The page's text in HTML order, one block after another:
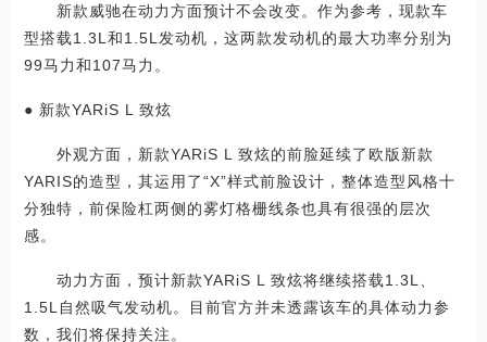
新款威驰在动力方面预计不会改变。作为参考，现款车
型搭载1.3L和1.5L发动机，这两款发动机的最大功率分别为
99马力和107马力。
● 新款YARiS L 致炫
外观方面，新款YARiS L 致炫的前脸延续了欧版新款
YARIS的造型，其运用了“X”样式前脸设计，整体造型风格十
分独特，前保险杠两侧的雾灯格栅线条也具有很强的层次
感。
动力方面，预计新款YARiS L 致炫将继续搭载1.3L、
1.5L自然吸气发动机。目前官方并未透露该车的具体动力参
数，我们将保持关注。